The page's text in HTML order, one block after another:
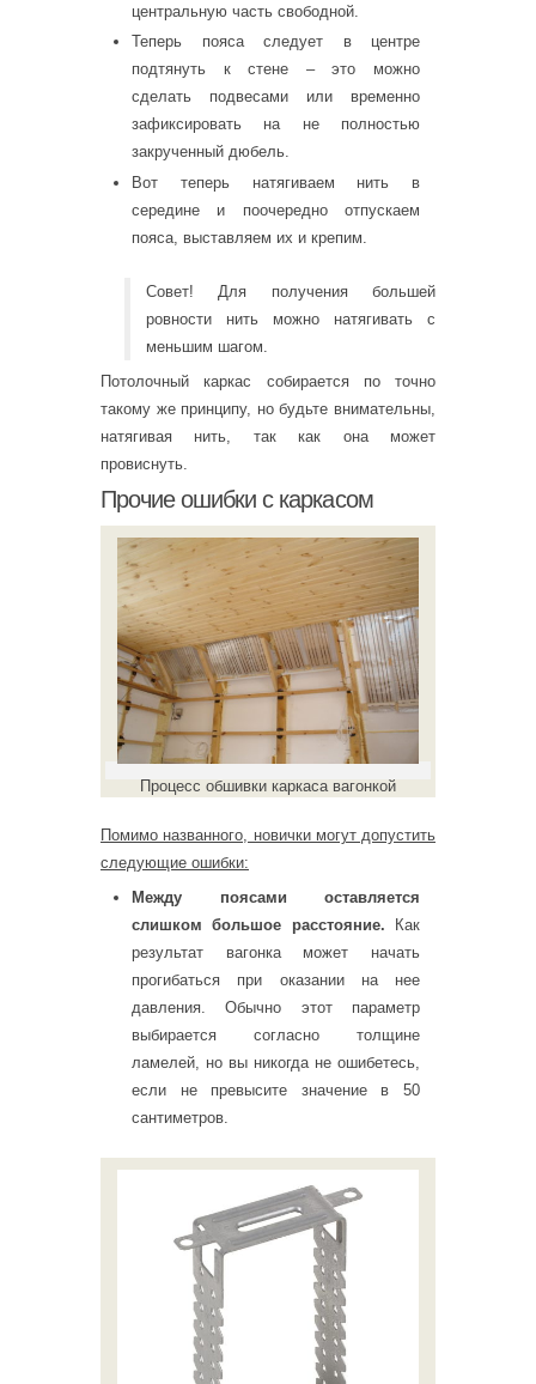
центральную часть свободной.
Теперь пояса следует в центре
подтянуть к стене – это можно
сделать подвесами или временно
зафиксировать на не полностью
закрученный дюбель.
Вот теперь натягиваем нить в
середине и поочередно отпускаем
пояса, выставляем их и крепим.
Совет! Для получения большей
ровности нить можно натягивать с
меньшим шагом.
Потолочный каркас собирается по точно
такому же принципу, но будьте внимательны,
натягивая нить, так как она может
провиснуть.
Прочие ошибки с каркасом
Процесс обшивки каркаса вагонкой
Помимо названного, новички могут допустить
следующие ошибки:
Между поясами оставляется
слишком большое расстояние. Как
результат вагонка может начать
прогибаться при оказании на нее
давления. Обычно этот параметр
выбирается согласно толщине
ламелей, но вы никогда не ошибетесь,
если не превысите значение в 50
сантиметров.